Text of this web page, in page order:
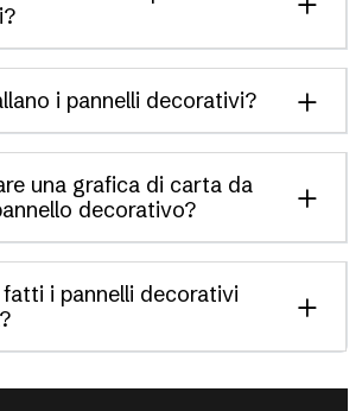
i pannelli decorativi?
una grafica di carta da
decorativo?
i pannelli decorativi